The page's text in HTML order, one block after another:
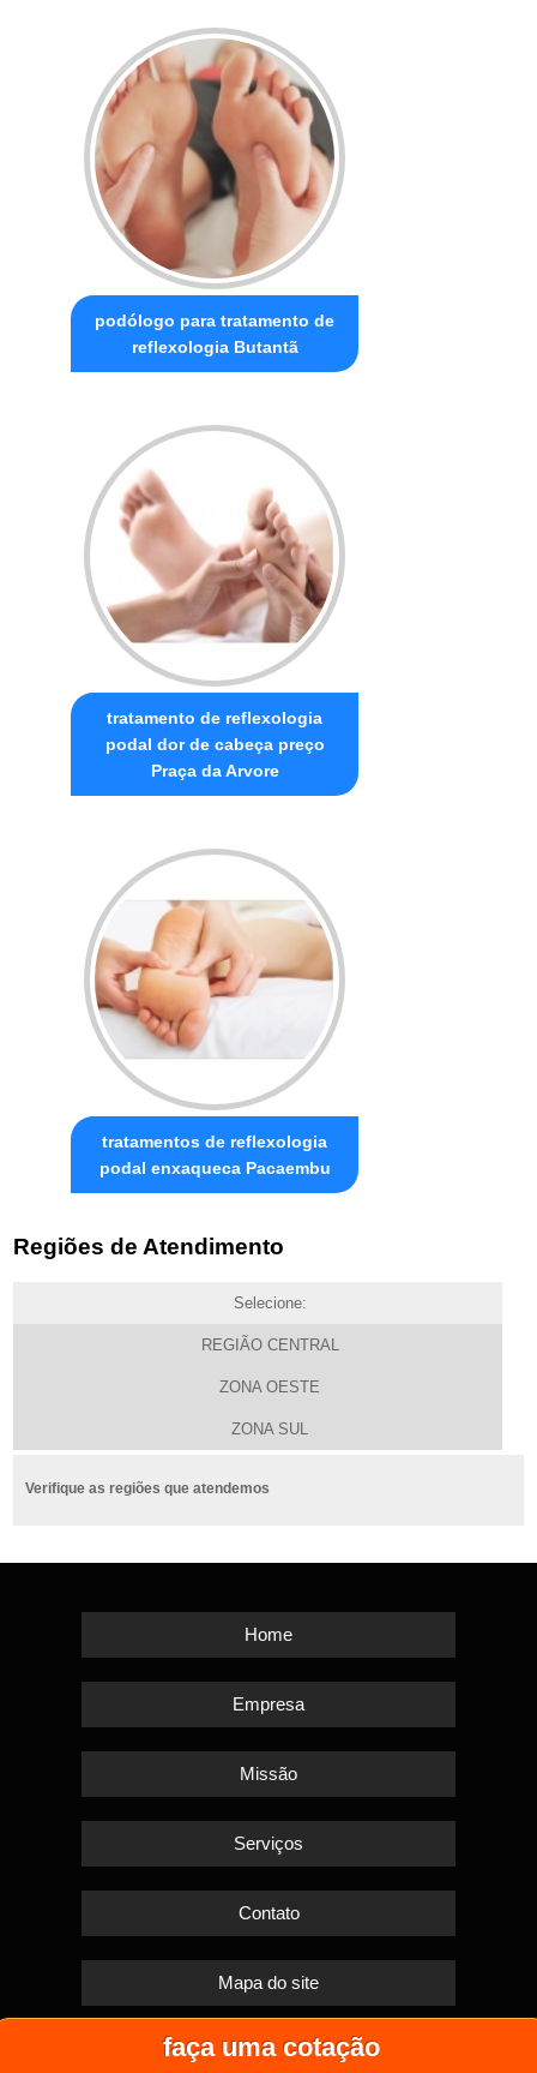
faça uma cotação
podólogo para tratamento de
reflexologia Butantã
tratamento de reflexologia
podal dor de cabeça preço
Praça da Arvore
tratamentos de reflexologia
podal enxaqueca Pacaembu
Regiões de Atendimento
Selecione:
REGIÃO CENTRAL
ZONA OESTE
ZONA SUL
Verifique as regiões que atendemos
Home
Empresa
Missão
Serviços
Contato
Mapa do site